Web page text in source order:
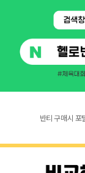
반티 구매시 포